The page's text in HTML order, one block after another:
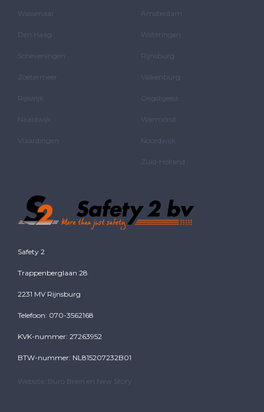
Wassenaar
Den Haag
Scheveningen
Zoetermeer
Rijswijk
Naaldwijk
Vlaardingen
Amsterdam
Wateringen
Rijnsburg
Valkenburg
Oegstgeest
Warmond
Noordwijk
Zuid-Holland
Safety 2
Trappenberglaan 28
2231 MV Rijnsburg
Telefoon: 070-3562168
KVK-nummer: 27263952
BTW-nummer: NL815207232B01
Website: Buro Brein en New Story